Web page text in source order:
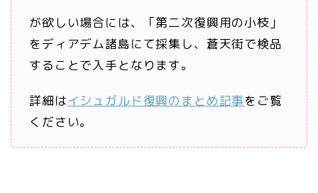
が欲しい場合には、「第二次復興用の小枝」
をディアデム諸島にて採集し、蒼天街で検品
することで入手となります。
詳細はイシュガルド復興のまとめ記事をご覧
ください。